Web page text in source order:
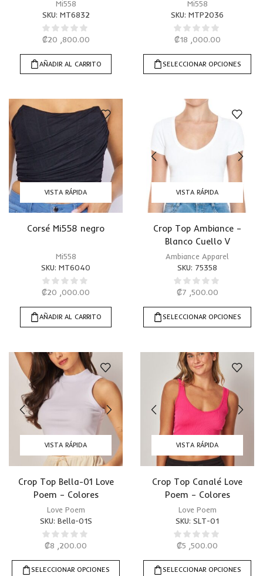
Mi558
SKU: MT6832
₡20 ,800.00
AÑADIR AL CARRITO
Mi558
SKU: MTP2036
₡18 ,000.00
SELECCIONAR OPCIONES
VISTA RÁPIDA
Corsé Mi558 negro
Mi558
SKU: MT6040
₡20 ,000.00
AÑADIR AL CARRITO
VISTA RÁPIDA
Crop Top Ambiance –
Blanco Cuello V
Ambiance Apparel
SKU: 75358
₡7 ,500.00
SELECCIONAR OPCIONES
VISTA RÁPIDA
Crop Top Bella-01 Love
Poem – Colores
Love Poem
SKU: Bella-01S
₡8 ,200.00
SELECCIONAR OPCIONES
VISTA RÁPIDA
Crop Top Canalé Love
Poem – Colores
Love Poem
SKU: SLT-01
₡5 ,500.00
SELECCIONAR OPCIONES